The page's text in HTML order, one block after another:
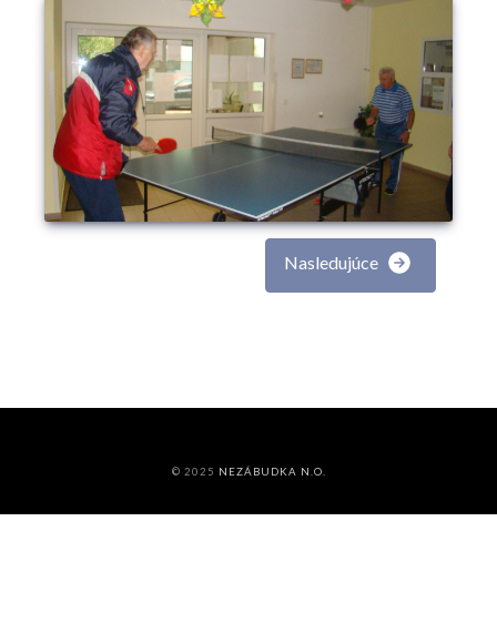
Nasledujúce
© 2025 NEZÁBUDKA N.O.